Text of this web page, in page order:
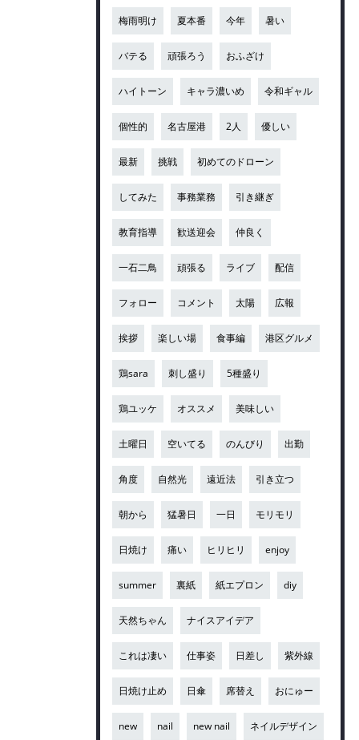
梅雨明け 夏本番 今年 暑い
バテる 頑張ろう おふざけ
ハイトーン キャラ濃いめ 令和ギャル
個性的 名古屋港 2人 優しい
最新 挑戦 初めてのドローン
してみた 事務業務 引き継ぎ
教育指導 歓送迎会 仲良く
一石二鳥 頑張る ライブ 配信
フォロー コメント 太陽 広報
挨拶 楽しい場 食事編 港区グルメ
鶏sara 刺し盛り 5種盛り
鶏ユッケ オススメ 美味しい
土曜日 空いてる のんびり 出勤
角度 自然光 遠近法 引き立つ
朝から 猛暑日 一日 モリモリ
日焼け 痛い ヒリヒリ enjoy
summer 裏紙 紙エプロン diy
天然ちゃん ナイスアイデア
これは凄い 仕事姿 日差し 紫外線
日焼け止め 日傘 席替え おにゅー
new nail new nail ネイルデザイン